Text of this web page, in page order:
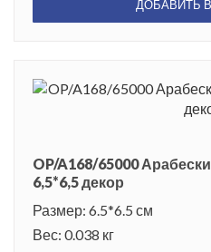
ДОБАВИТЬ
OP/A168/65000
6,5*6,5 декор
Размер: 6.5*6.5 см
Вес: 0.038 кг